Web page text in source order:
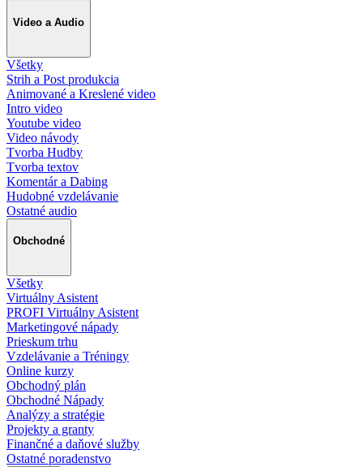
Video a Audio
Všetky
Strih a Post produkcia
Animované a Kreslené video
Intro video
Youtube video
Video návody
Tvorba Hudby
Tvorba textov
Komentár a Dabing
Hudobné vzdelávanie
Ostatné audio
Obchodné
Všetky
Virtuálny Asistent
PROFI Virtuálny Asistent
Marketingové nápady
Prieskum trhu
Vzdelávanie a Tréningy
Online kurzy
Obchodný plán
Obchodné Nápady
Analýzy a stratégie
Projekty a granty
Finančné a daňové služby
Ostatné poradenstvo